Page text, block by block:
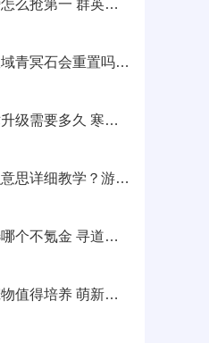
寻道大千群英榜怎么抢第一 群英榜刷新时间一览
寻道大千蛮荒妖域青冥石会重置吗 青冥石获取攻略
烟雨江湖浣剑术升级需要多久 寒汐剑法获取攻略
游戏搬砖是什么意思详细教学？游戏搬砖的原理和技巧
寻道大千灵兽选哪个不氪金 寻道大千平民灵兽推荐
星球重启什么宠物值得培养 萌新宠物选择培养建议